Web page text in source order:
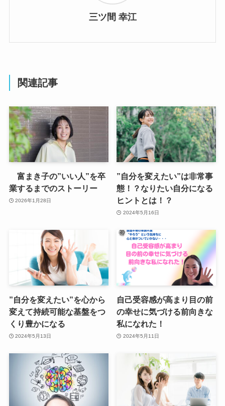
三ツ間 幸江
関連記事
富まき子の”いい人”を卒
業するまでのストーリー
2026年1月28日
”自分を変えたい”は非常事
態！？なりたい自分になる
ヒントとは！？
2024年5月16日
”自分を変えたい”を心から
変えて持続可能な基盤をつ
くり豊かになる
2024年5月13日
自己受容感が高まり目の前
の幸せに気づける前向きな
私になれた！
2024年5月11日